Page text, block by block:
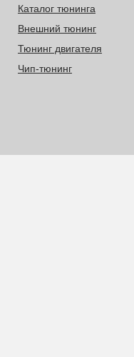
Каталог тюнинга
Внешний тюнинг
Тюнинг двигателя
Чип-тюнинг